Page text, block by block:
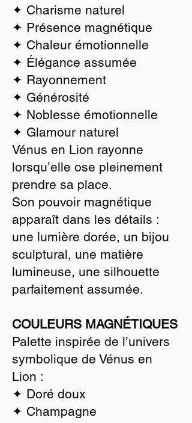
✦ Charisme naturel
✦ Présence magnétique
✦ Chaleur émotionnelle
✦ Élégance assumée
✦ Rayonnement
✦ Générosité
✦ Noblesse émotionnelle
✦ Glamour naturel
Vénus en Lion rayonne
lorsqu’elle ose pleinement
prendre sa place.
Son pouvoir magnétique
apparaît dans les détails :
une lumière dorée, un bijou
sculptural, une matière
lumineuse, une silhouette
parfaitement assumée.
COULEURS MAGNÉTIQUES
Palette inspirée de l’univers
symbolique de Vénus en
Lion :
✦ Doré doux
✦ Champagne